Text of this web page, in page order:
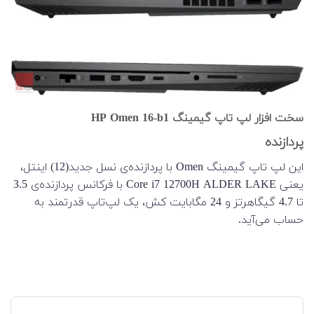
سخت افزار لپ تاپ گیمینگ HP Omen 16-b1
پردازنده
این لپ تاپ گیمینگ Omen با پردازنده‌‌ی نسل جدید(12) اینتل،
یعنی Core i7 12700H ALDER LAKE با فرکانس پردازنده‌ی 3.5
تا 4.7 گیگاهرتز و 24 مگابایت کش، یک لپ‌‌تاپ قدرتمند به
حساب می‌آید.